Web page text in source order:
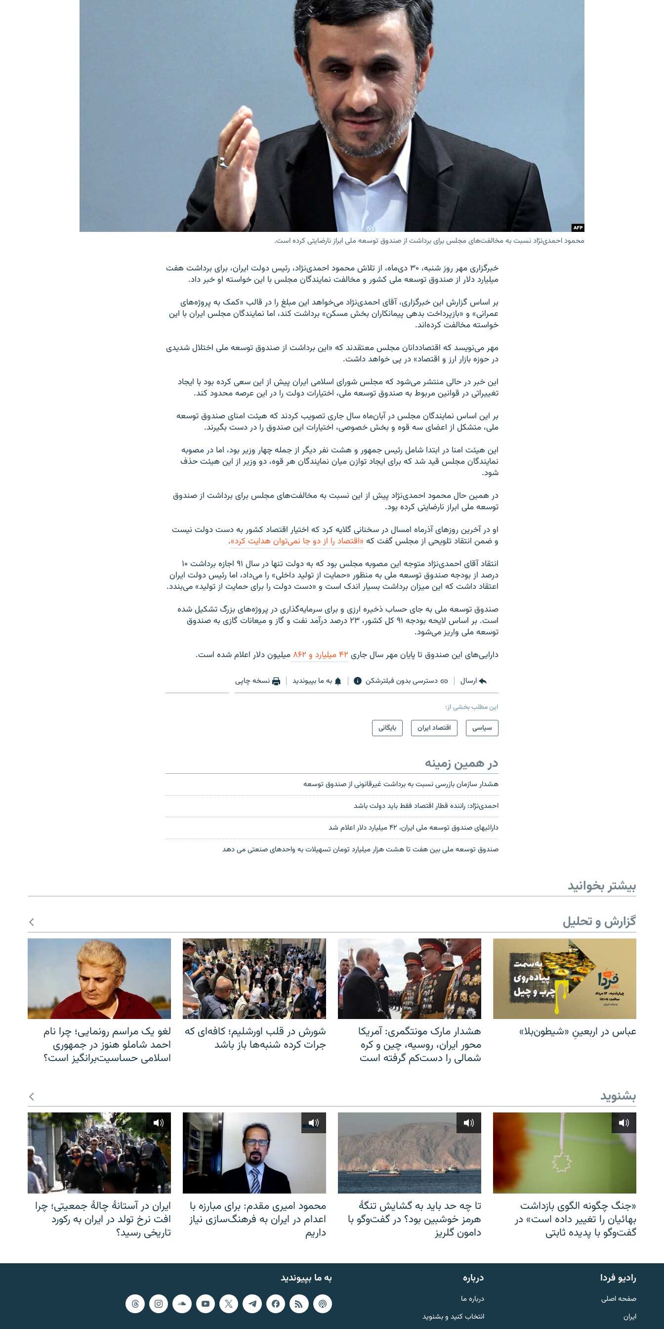
English
به ما بپیوندید
محمود احمدی‌نژاد نسبت به مخالفت‌های مجلس برای برداشت از صندوق توسعه ملی ابراز نارضایتی کرده است.
خبرگزاری مهر روز شنبه، ۳۰ دی‌ماه، از تلاش محمود احمدی‌نژاد، رئیس دولت ایران، برای برداشت هفت
میلیارد دلار از صندوق توسعه ملی کشور و مخالفت نمایندگان مجلس با این خواسته او خبر داد.
بر اساس گزارش این خبرگزاری، آقای احمدی‌نژاد می‌خواهد این مبلغ را در قالب «کمک به پروژه‌های
عمرانی» و «بازپرداخت بدهی پیمانکاران بخش مسکن» برداشت کند، اما نمایندگان مجلس ایران با این
خواسته مخالفت کرده‌اند.
مهر می‌نویسد که اقتصاددانان مجلس معتقدند که «این برداشت از صندوق توسعه ملی اختلال شدیدی
در حوزه بازار ارز و اقتصاد» در پی خواهد داشت.
این خبر در حالی منتشر می‌شود که مجلس شورای اسلامی ایران پیش از این سعی کرده بود با ایجاد
تغییراتی در قوانین مربوط به صندوق توسعه ملی، اختیارات دولت را در این عرصه محدود کند.
بر این اساس نمایندگان مجلس در آبان‌ماه سال جاری تصویب کردند که هیئت امنای صندوق توسعه
ملی، متشکل از اعضای سه قوه و بخش خصوصی، اختیارات این صندوق را در دست بگیرند.
این هیئت امنا در ابتدا شامل رئیس جمهور و هشت نفر دیگر از جمله چهار وزیر بود، اما در مصوبه
نمایندگان مجلس قید شد که برای ایجاد توازن میان نمایندگان هر قوه، دو وزیر از این هیئت حذف
شود.
در همین حال محمود احمدی‌نژاد پیش از این نسبت به مخالفت‌های مجلس برای برداشت از صندوق
توسعه ملی ابراز نارضایتی کرده بود.
او در آخرین روزهای آذرماه امسال در سخنانی گلایه کرد که اختیار اقتصاد کشور به دست دولت نیست
و ضمن انتقاد تلویحی از مجلس گفت که «اقتصاد را از دو جا نمی‌توان هدایت کرد».
انتقاد آقای احمدی‌نژاد متوجه این مصوبه مجلس بود که به دولت تنها در سال ۹۱ اجازه برداشت ۱۰
درصد از بودجه صندوق توسعه ملی به منظور «حمایت از تولید داخلی» را می‌داد، اما رئیس دولت ایران
اعتقاد داشت که این میزان برداشت بسیار اندک است و «دست دولت را برای حمایت از تولید» می‌بندد.
صندوق توسعه ملی به جای حساب ذخیره ارزی و برای سرمایه‌گذاری در پروژه‌های بزرگ تشکیل شده
است. بر اساس لايحه بودجه ۹۱ کل کشور، ۲۳ درصد درآمد نفت و گاز و ميعانات گازی به صندوق
توسعه ملی واريز می‌شود.
دارایی‌های این صندوق تا پایان مهر سال جاری ۴۲ میلیارد و ۸۶۲ میلیون دلار اعلام شده است.
ارسال دسترسی بدون فیلترشکن به ما بپیوندید نسخه چاپی
این مطلب بخشی از:
سیاسی
اقتصاد ایران بایگانی
در همین زمینه
هشدار سازمان بازرسی نسبت به برداشت غیرقانونی از صندوق توسعه
احمدی‌نژاد: راننده قطار اقتصاد فقط باید دولت باشد‬
دارائیهای صندوق توسعه ملی ایران، ۴۲ میلیارد دلار اعلام شد
صندوق توسعه ملی بين هفت تا هشت هزار ميليارد تومان تسهيلات به واحدهای صنعتی می دهد
بیشتر بخوانید
گزارش و تحلیل
عباس در اربعینِ «شیطون‌بلا»
هشدار مارک مونتگمری: آمریکا
محور ایران، روسیه، چین و کره
شمالی را دست‌کم گرفته است
شورش در قلب اورشلیم؛ کافه‌ای که
جرات کرده شنبه‌ها باز باشد
لغو یک مراسم رونمایی؛ چرا نام
احمد شاملو هنوز در جمهوری
اسلامی حساسیت‌برانگیز است؟
بشنوید
«جنگ چگونه الگوی بازداشت
بهائیان را تغییر داده است» در
گفت‌وگو با پدیده ثابتی
تا چه حد باید به گشایش تنگهٔ
هرمز خوشبین بود؟ در گفت‌وگو با
دامون گلریز
محمود امیری مقدم: برای مبارزه با
اعدام در ایران به فرهنگ‌سازی نیاز
داریم
ایران در آستانهٔ چالهٔ جمعیتی؛ چرا
افت نرخ تولد در ایران به رکورد
تاریخی رسید؟
به ما بپیوندید رادیو فردا
صفحه اصلی
ایران
درباره
درباره ما
انتخاب کنید و بشنوید